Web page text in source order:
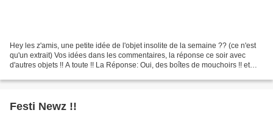
Hey les z'amis, une petite idée de l'objet insolite de la semaine ?? (ce n'est
qu'un extrait) Vos idées dans les commentaires, la réponse ce soir avec
d'autres objets !! A toute !! La Réponse: Oui, des boîtes de mouchoirs !! et
Festi Newz !!